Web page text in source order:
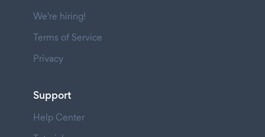
We're hiring!
Terms of Service
Privacy
Support
Help Center